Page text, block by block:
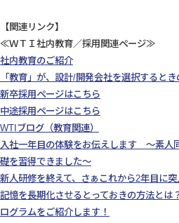
【関連リンク】
≪ＷＴＩ社内教育／採用関連ページ≫
社内教育のご紹介
「教育」が、設計/開発会社を選択すると
新卒採用ページはこちら
中途採用ページはこちら
WTIブログ（教育関連）
入社一年目の体験をお伝えします ～素人
礎を習得できました～
新人研修を終えて、さぁこれから2年目に突
記憶を長期化させるとっておきの方法とは
ログラムをご紹介します！